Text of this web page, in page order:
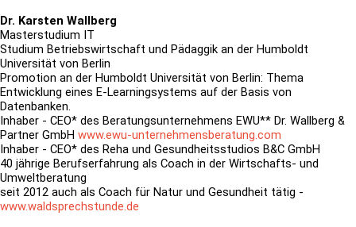
Dr. Karsten Wallberg
Masterstudium IT
Studium Betriebswirtschaft und Pädaggik an der Humboldt
Universität von Berlin
Promotion an der Humboldt Universität von Berlin: Thema
Entwicklung eines E-Learningsystems auf der Basis von
Datenbanken.
Inhaber - CEO* des Beratungsunternehmens EWU** Dr. Wallberg &
Partner GmbH www.ewu-unternehmensberatung.com
Inhaber - CEO* des Reha und Gesundheitsstudios B&C GmbH
40 jährige Berufserfahrung als Coach in der Wirtschafts- und
Umweltberatung
seit 2012 auch als Coach für Natur und Gesundheit tätig -
www.waldsprechstunde.de